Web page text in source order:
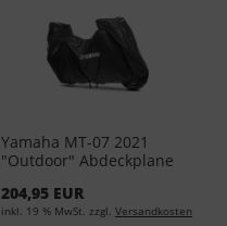
Yamaha MT-07 2021
"Outdoor" Abdeckplane
0M
204,95 EUR
inkl. 19 % MwSt. zzgl. Versandkosten